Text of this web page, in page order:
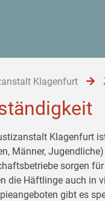
Klagenfurt
Klagenfurt
Männer,
sorgen
die Häftlinge auch in
gibt es